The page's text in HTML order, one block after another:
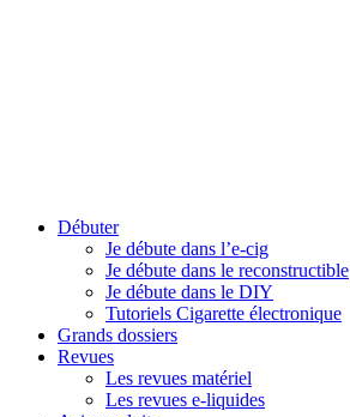
Débuter
Je débute dans l’e-cig
Je débute dans le reconstructible
Je débute dans le DIY
Tutoriels Cigarette électronique
Grands dossiers
Revues
Les revues matériel
Les revues e-liquides